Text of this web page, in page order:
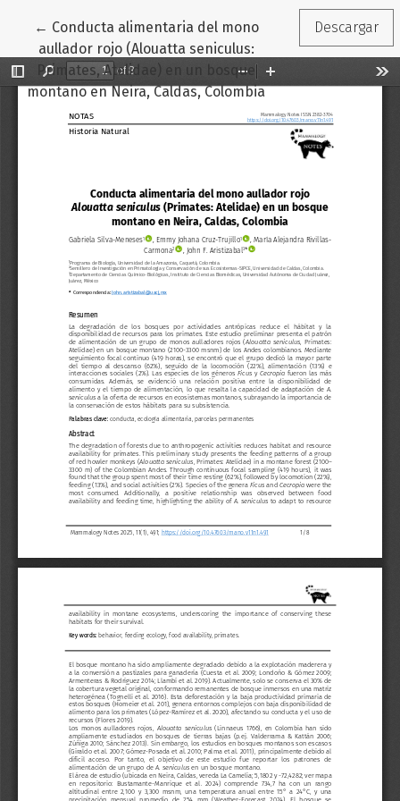
← Volver a los detalles del artículo
Conducta alimentaria del mono
aullador rojo (Alouatta seniculus:
Primates, Atelidae) en un bosque
montano en Neira, Caldas, Colombia
Descargar